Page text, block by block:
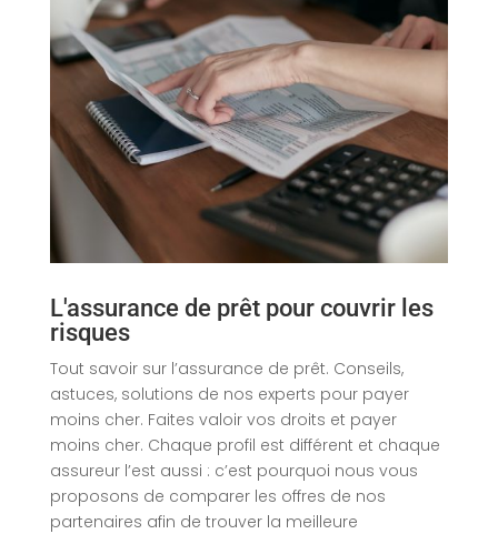
L'assurance de prêt pour couvrir les
risques
Tout savoir sur l’assurance de prêt. Conseils,
astuces, solutions de nos experts pour payer
moins cher. Faites valoir vos droits et payer
moins cher. Chaque profil est différent et chaque
assureur l’est aussi : c’est pourquoi nous vous
proposons de comparer les offres de nos
partenaires afin de trouver la meilleure